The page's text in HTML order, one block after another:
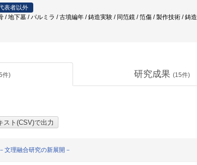
表者以外
/ 地下墓 / パルミラ / 古墳編年 / 鋳造実験 / 同笵鏡 / 笵傷 / 製作技術 / 鋳造
件) 研究成果 (15件)
文理融合研究の新展開－